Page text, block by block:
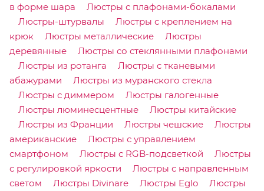
в форме шара
Люстры с плафонами-бокалами
Люстры-штурвалы
Люстры с креплением на
крюк
Люстры металлические
Люстры
деревянные
Люстры со стеклянными плафонами
Люстры из ротанга
Люстры с тканевыми
абажурами
Люстры из муранского стекла
Люстры с диммером
Люстры галогенные
Люстры люминесцентные
Люстры китайские
Люстры из Франции
Люстры чешские
Люстры
американские
Люстры с управлением
смартфоном
Люстры с RGB-подсветкой
Люстры
с регулировкой яркости
Люстры с направленным
светом
Люстры Divinare Люстры Eglo
Люстры